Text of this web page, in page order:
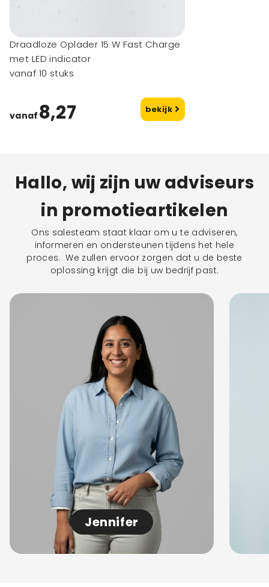
Draadloze Oplader 15 W Fast Charge
met LED indicator
vanaf 10 stuks
vanaf 8,27 bekijk
Hallo, wij zijn uw adviseurs
in promotieartikelen
Ons salesteam staat klaar om u te adviseren,
informeren en ondersteunen tijdens het hele
proces. We zullen ervoor zorgen dat u de beste
oplossing krijgt die bij uw bedrijf past.
Jennifer